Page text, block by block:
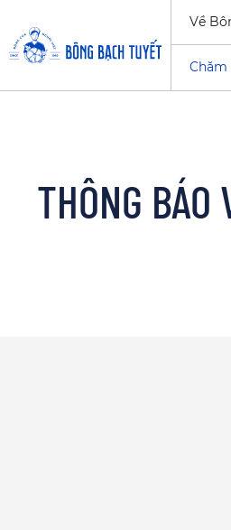
Về
Chăm
THÔNG